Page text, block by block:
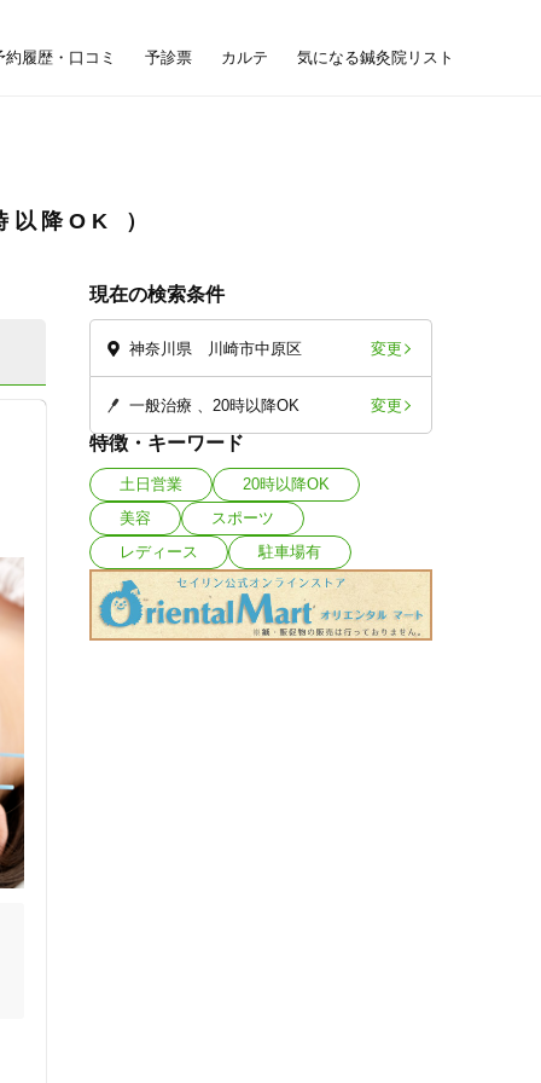
約履歴・口コミ 予診票 カルテ 気になる鍼灸院リスト
以降OK
現在の検索条件
神奈川県 川崎市中原区 変更
一般治療 20時以降OK 変更
特徴・キーワード
土日営業
20時以降OK
美容
スポーツ
レディース
駐車場有